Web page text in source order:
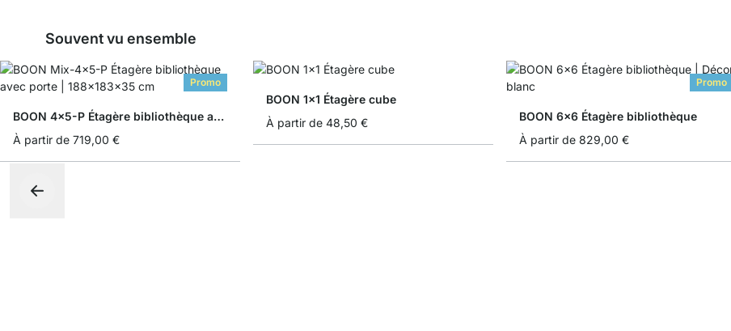
Souvent vu ensemble
Promo
BOON 4x5-P Étagère bibliothèque avec porte
À partir de 719,00 €
BOON 1x1 Étagère cube
À partir de 48,50 €
Promo
BOON 6x6 Étagère bibliothèque
À partir de 829,00 €